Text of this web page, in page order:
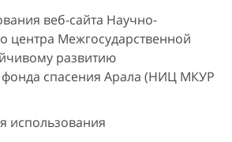
веб-сайта Научно-
центра Межгосударственной
развитию
спасения Арала (НИЦ МКУР
использования